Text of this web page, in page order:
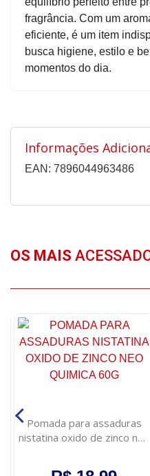
fragrância. Com um
eficiente, é um item
busca higiene, estilo e
momentos do dia.
Informações
EAN: 7896044963486
OS MAIS
Pomada para assaduras
nistatina oxido de zinco neo